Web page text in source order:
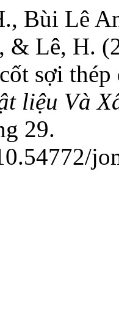
Bùi Lê
Lê, H.
sợi
liệu Và
29.